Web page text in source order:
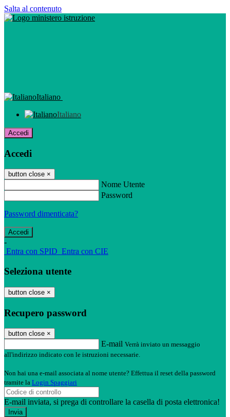
Salta al contenuto
Italiano
Italiano
Accedi
Accedi
button close ×
Nome Utente
Password
Password dimenticata?
-
Entra con SPID Entra con CIE
Seleziona utente
button close ×
Recupero password
button close ×
E-mail Verrà inviato un messaggio
all'indirizzo indicato con le istruzioni necessarie.
Non hai una e-mail associata al nome utente? Effettua il reset della password
tramite la Login Spaggiari
E-mail inviata, si prega di controllare la casella di posta elettronica!